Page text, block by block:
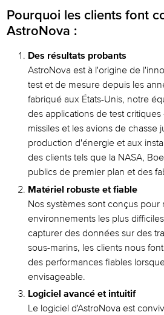
Pourquoi les clients font
AstroNova :
Des résultats probants
AstroNova est à l'origine de
test et de mesure depuis les
fabriqué aux États-Unis, notre
des applications de test
missiles et les avions de chasse
production d'énergie et aux
des clients tels que la NASA,
publics de premier plan et des
Matériel robuste et fiable
Nos systèmes sont conçus pour
environnements les plus
capturer des données sur des
sous-marins, les clients nous
des performances fiables
envisageable.
Logiciel avancé et intuitif
Le logiciel d'AstroNova est